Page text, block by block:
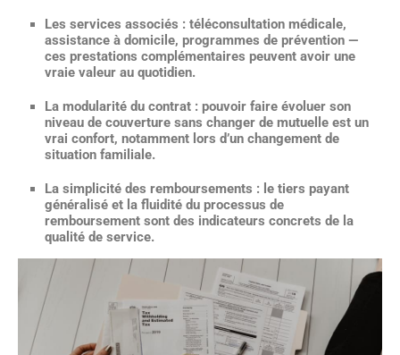
Les services associés : téléconsultation médicale,
assistance à domicile, programmes de prévention —
ces prestations complémentaires peuvent avoir une
vraie valeur au quotidien.
La modularité du contrat : pouvoir faire évoluer son
niveau de couverture sans changer de mutuelle est un
vrai confort, notamment lors d’un changement de
situation familiale.
La simplicité des remboursements : le tiers payant
généralisé et la fluidité du processus de
remboursement sont des indicateurs concrets de la
qualité de service.